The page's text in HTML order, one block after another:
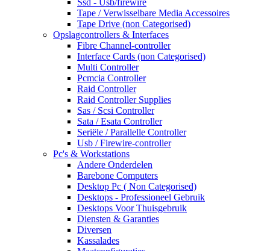
Tape / Verwisselbare Media Accessoires
Tape Drive (non Categorised)
Opslagcontrollers & Interfaces
Fibre Channel-controller
Interface Cards (non Categorised)
Multi Controller
Pcmcia Controller
Raid Controller
Raid Controller Supplies
Sas / Scsi Controller
Sata / Esata Controller
Seriële / Parallelle Controller
Usb / Firewire-controller
Pc's & Workstations
Andere Onderdelen
Barebone Computers
Desktop Pc ( Non Categorised)
Desktops - Professioneel Gebruik
Desktops Voor Thuisgebruik
Diensten & Garanties
Diversen
Kassalades